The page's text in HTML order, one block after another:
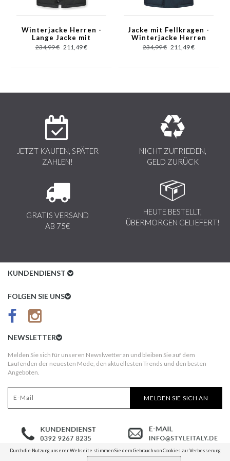
Hinweis! Der pelzkragen ist ein naturprodukt und daher hat
Fell kann in Fülle von Fell und Farbe unterscheiden als in der
Abbildung dargestellt.
Winterjacke Herren -
Lange Jacke mit
Fellkragen - Großer
Pelzkragen - Parka -
234,99 € 211,49 €
Jacke mit Fellkragen -
Winterjacke Herren
Lang Parka - Großer
Pelzkragen - Blau
234,99 € 211,49 €
JETZT KAUFEN, SPÄTER
ZAHLEN!
NICHT ZUFRIEDEN,
GELD ZURÜCK
GRATIS VERSAND
AB 75€
HEUTE BESTELLT,
ÜBERMORGEN GELIEFERT!
KUNDENDIENST
Kundenservice
AGB
Kundeninformationen
Widerruf
FOLGEN SIE UNS
NEWSLETTER
Melden Sie sich für unseren Newslwetter an und bleiben Sie auf dem
Laufenden der neuesten Mode, den aktuellesten Trends und den besten
Angeboten.
MELDEN SIE SICH AN
Durch die Nutzung unserer Webseite stimmen Sie dem Gebrauch von Cookies zur Verbesserung